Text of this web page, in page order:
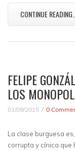
CONTINUE READING..
FELIPE
LOS
01/09/2015 0
La clase burguesa
corrupta y cínica